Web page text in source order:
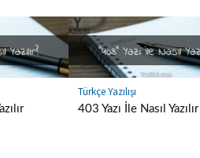
Türkçe Yazılışı
403 Yazı İle Nasıl Yazılır